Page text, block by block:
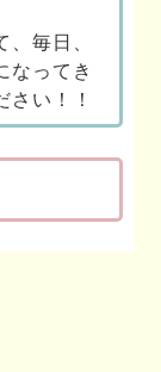
毎日、
なってき
い！！